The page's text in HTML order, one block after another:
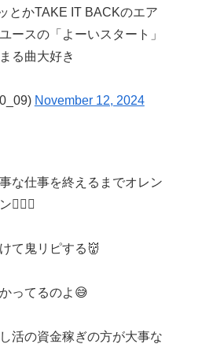
とかTAKE IT BACKのエア
ースの「よーいスタート」
る曲大好き
November 12, 2024
な仕事を終えるまでオレン
🙋🏻‍♀️
て鬼リピする👹
ってるのよ😅
活の資金稼ぎの方が大事な